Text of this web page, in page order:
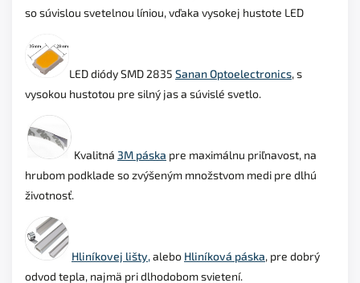
so súvislou svetelnou líniou, vďaka vysokej hustote LED
LED diódy SMD 2835 Sanan Optoelectronics, s
vysokou hustotou pre silný jas a súvislé svetlo.
Kvalitná 3M páska pre maximálnu priľnavost, na
hrubom podklade so zvýšeným množstvom medi pre dlhú
životnosť.
Hliníkovej lišty,alebo Hliníková páska, pre dobrý
odvod tepla, najmä pri dlhodobom svietení.